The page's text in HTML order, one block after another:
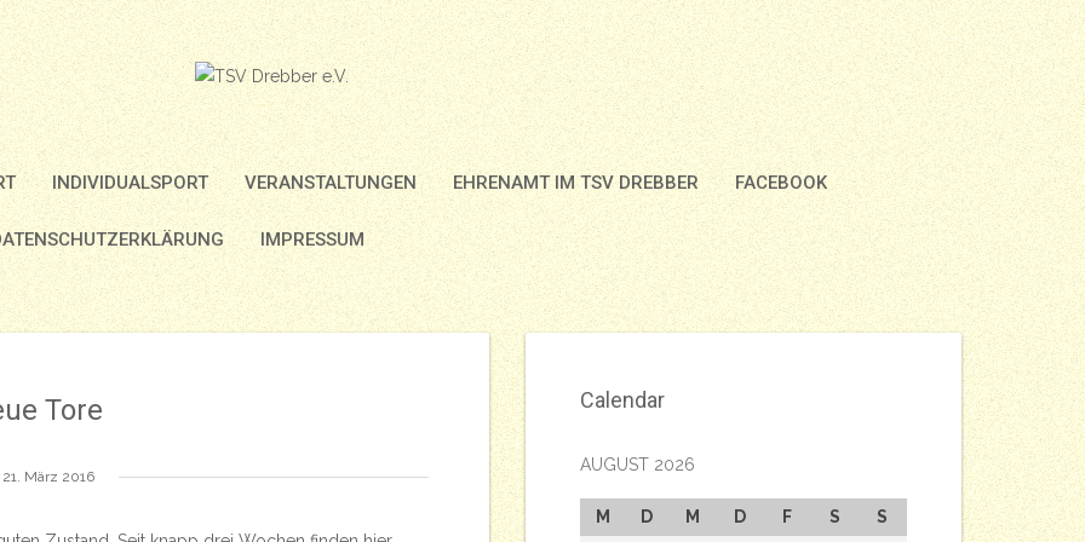
INDIVIDUALSPORT VERANSTALTUNGEN EHRENAMT IM TSV DREBBER FACEBOOK
IMPRESSUM
Tore
21. März 2016
Calendar
AUGUST 2026
M D M D F S
S